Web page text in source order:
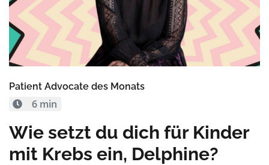
Patient Advocate des Monats
6 min
Wie setzt du dich für Kinder
mit Krebs ein, Delphine?